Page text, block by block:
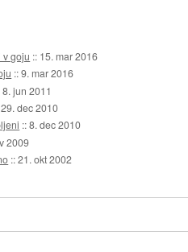
v goju :: 15. mar 2016
::9. mar 2016
8. jun 2011
29. dec 2010
::8. dec 2010
2009
::21. okt 2002